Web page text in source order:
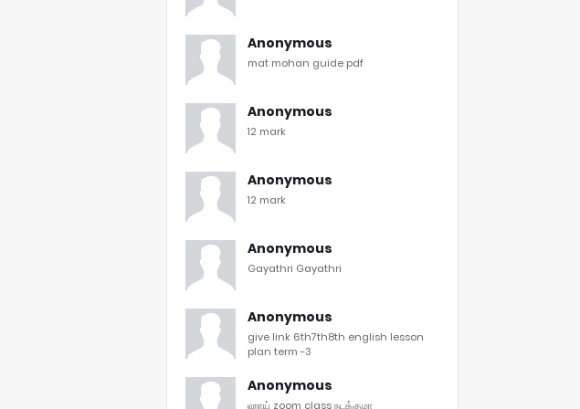
Anonymous
mat mohan guide pdf
Anonymous
12 mark
Anonymous
12 mark
Anonymous
Gayathri Gayathri
Anonymous
give link 6th7th8th english lesson
plan term -3
Anonymous
ஹாய் zoom class நடக்குமா